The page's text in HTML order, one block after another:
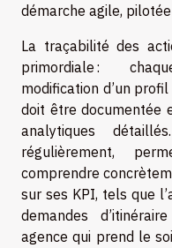
démarche agile,
La traçabilité des
primordiale :
modification d’un
doit être documentée
analytiques
régulièrement,
comprendre
sur ses KPI, tels que
demandes
agence qui prend le